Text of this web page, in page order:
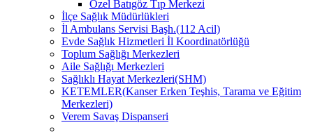
Özel Batıgöz Tıp Merkezi
İlçe Sağlık Müdürlükleri
İl Ambulans Servisi Başh.(112 Acil)
Evde Sağlık Hizmetleri İl Koordinatörlüğü
Toplum Sağlığı Merkezleri
Aile Sağlığı Merkezleri
Sağlıklı Hayat Merkezleri(SHM)
KETEMLER(Kanser Erken Teşhis, Tarama ve Eğitim
Merkezleri)
Verem Savaş Dispanseri